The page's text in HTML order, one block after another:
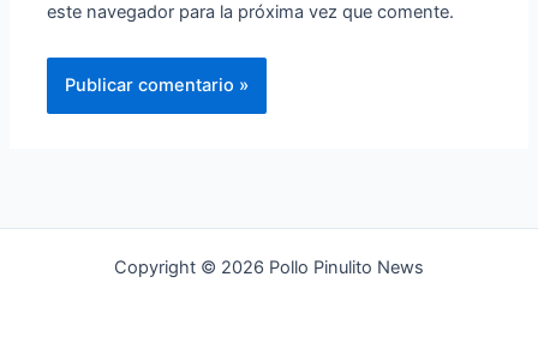
este navegador para la próxima vez que comente.
Copyright © 2026 Pollo Pinulito News